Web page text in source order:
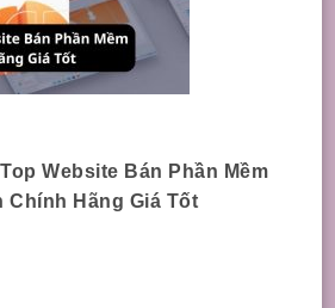
Website Bán Phần Mềm
Chính Hãng Giá Tốt